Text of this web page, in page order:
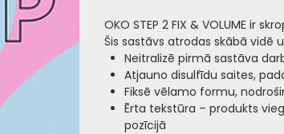
OKO STEP 2 FIX & VOLUME ir
Šis sastāvs atrodas skābā vidē
Neitralizē pirmā sastāva
Atjauno disulfīdu saites,
Fiksē vēlamo formu,
Ērta tekstūra – produkts
pozīcijā